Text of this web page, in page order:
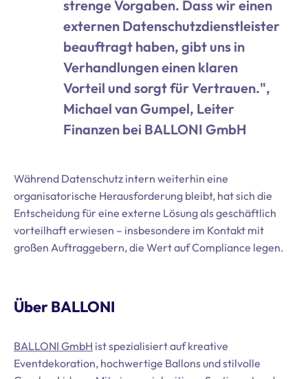
strenge Vorgaben. Dass wir einen
externen Datenschutzdienstleister
beauftragt haben, gibt uns in
Verhandlungen einen klaren
Vorteil und sorgt für Vertrauen.",
Michael van Gumpel, Leiter
Finanzen bei BALLONI GmbH
Während Datenschutz intern weiterhin eine
organisatorische Herausforderung bleibt, hat sich die
Entscheidung für eine externe Lösung als geschäftlich
vorteilhaft erwiesen – insbesondere im Kontakt mit
großen Auftraggebern, die Wert auf Compliance legen.
Über BALLONI
BALLONI GmbH ist spezialisiert auf kreative
Eventdekoration, hochwertige Ballons und stilvolle